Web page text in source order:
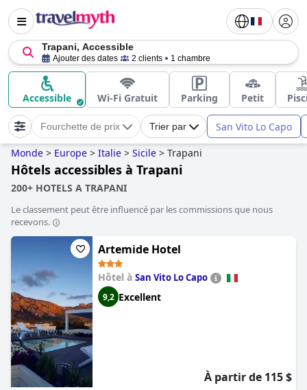
Trapani, Accessible
Ajouter des dates 2 clients 1 chambre
Accessible Wi-Fi Gratuit Parking Petit
Fourchette de prix Trier par San Vito Lo Capo
Monde > Europe > Italie > Sicile > Trapani
Hôtels accessibles à Trapani
200+ HOTELS A TRAPANI
Le classement peut être influencé par les commissions que nous
recevons.
Artemide Hotel
Hôtel à San Vito Lo Capo
9,2 Excellent
À partir de 115 $